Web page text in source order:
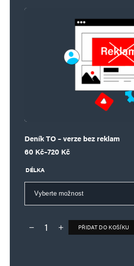
Deník TO – verze bez reklam
60 Kč–720 Kč
Rozpětí cen: 60 Kč až 720 Kč
DÉLKA
Deník TO – verze bez reklam množství
PŘIDAT DO KOŠÍKU